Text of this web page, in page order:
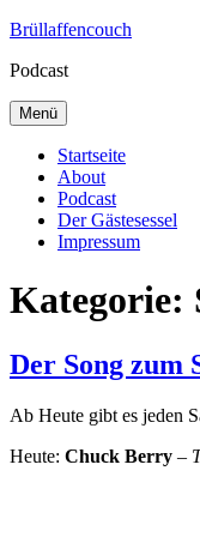
Zum
springen
Brüllaffencouch
Podcast
Menü
Startseite
About
Podcast
Der Gästesessel
Impressum
Kategorie:
Der Song zum
Ab Heute gibt es jeden
Heute: Chuck Berry –